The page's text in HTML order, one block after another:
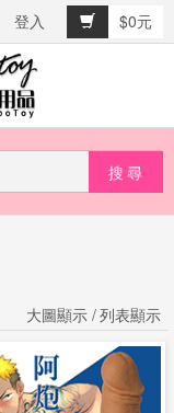
登入
$0元
大圖顯示 /列表顯示